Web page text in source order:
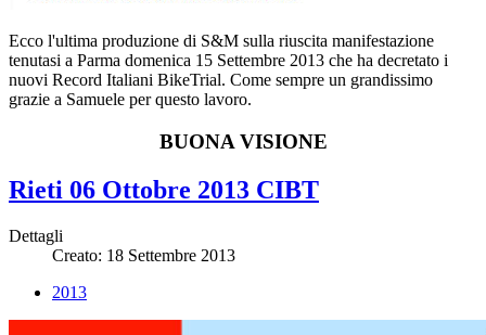
Ecco l'ultima produzione di S&M sulla riuscita manifestazione
tenutasi a Parma domenica 15 Settembre 2013 che ha decretato i
nuovi Record Italiani BikeTrial. Come sempre un grandissimo
grazie a Samuele per questo lavoro.
BUONA VISIONE
Rieti 06 Ottobre 2013 CIBT
Dettagli
Creato: 18 Settembre 2013
2013